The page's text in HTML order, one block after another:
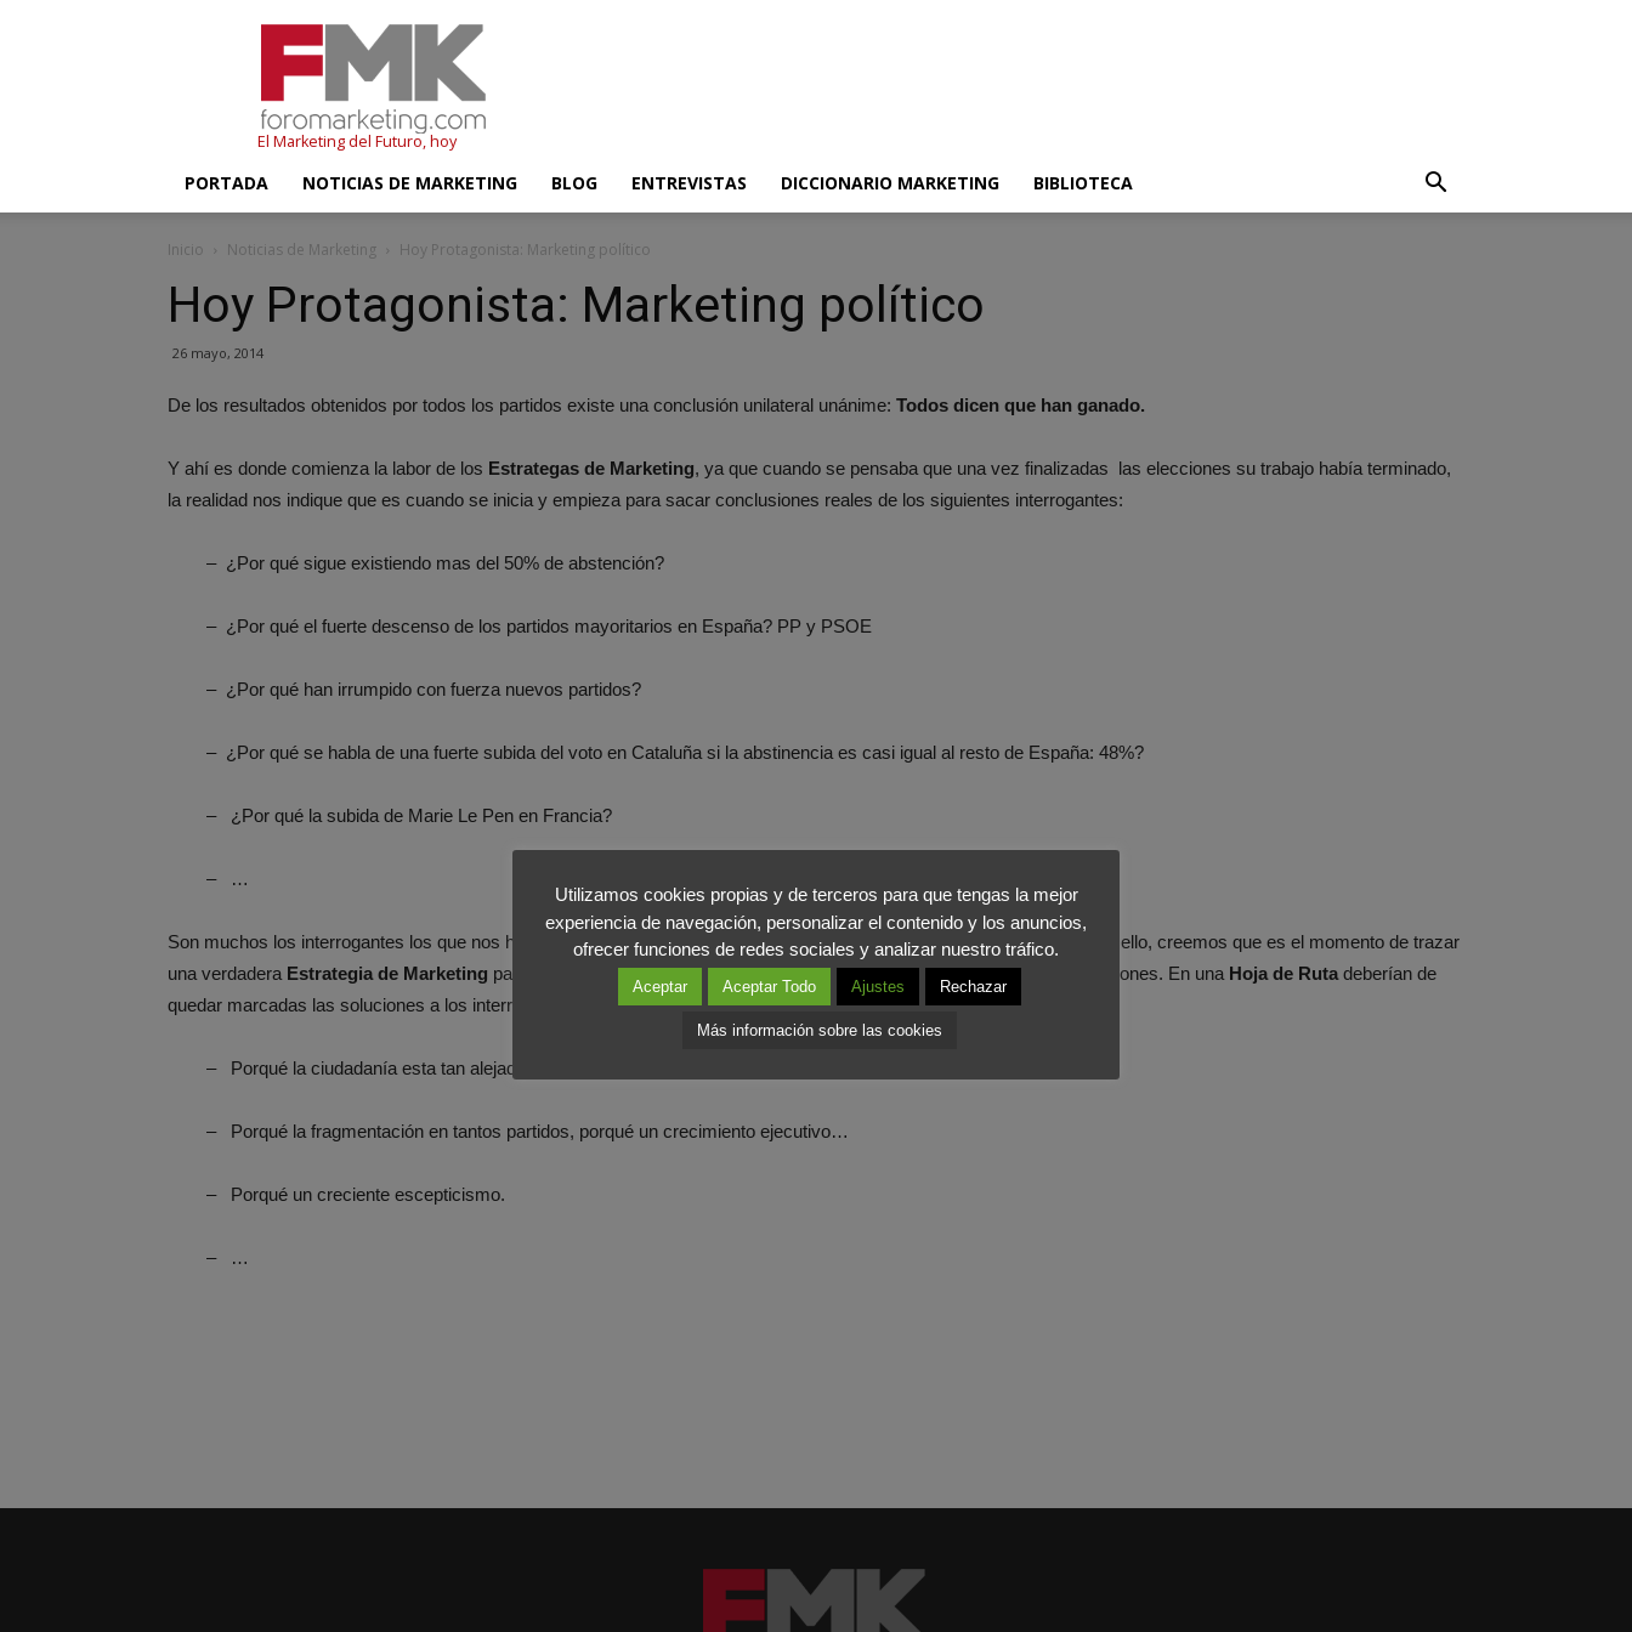
El Marketing del Futuro, hoy
PORTADA NOTICIAS DE MARKETING BLOG ENTREVISTAS DICCIONARIO MARKETING BIBLIOTECA
Inicio Noticias de Marketing Hoy Protagonista: Marketing político
Hoy Protagonista: Marketing político
26 mayo, 2014
De los resultados obtenidos por todos los partidos existe una conclusión unilateral unánime: Todos dicen que han ganado.
Y ahí es donde comienza la labor de los Estrategas de Marketing, ya que cuando se pensaba que una vez finalizadas las elecciones su trabajo había terminado,
la realidad nos indique que es cuando se inicia y empieza para sacar conclusiones reales de los siguientes interrogantes:
– ¿Por qué sigue existiendo mas del 50% de abstención?
– ¿Por qué el fuerte descenso de los partidos mayoritarios en España? PP y PSOE
– ¿Por qué han irrumpido con fuerza nuevos partidos?
– ¿Por qué se habla de una fuerte subida del voto en Cataluña si la abstinencia es casi igual al resto de España: 48%?
– ¿Por qué la subida de Marie Le Pen en Francia?
– …
Son muchos los interrogantes los que nos hacemos a nivel profesional desde elForo Internacional de Marketing.
Por ello, creemos que es el momento de trazar
una verdadera Estrategia de Marketing para saber realmente que tipo de Europa queremos para las próximas generaciones. En una Hoja de Ruta deberían de
quedar marcadas las soluciones a los interrogantes que nos han dejado estas elecciones:
– Porqué la ciudadanía esta tan alejada de los políticos
– Porqué la fragmentación en tantos partidos, porqué un crecimiento ejecutivo…
– Porqué un creciente escepticismo.
– …
Utilizamos cookies propias y de terceros para que tengas la mejor
experiencia de navegación, personalizar el contenido y los anuncios,
ofrecer funciones de redes sociales y analizar nuestro tráfico.
Aceptar Aceptar Todo Ajustes Rechazar
Más información sobre las cookies